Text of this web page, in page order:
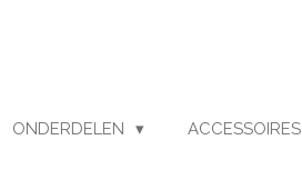
ONDERDELEN
ACCESSOIRES